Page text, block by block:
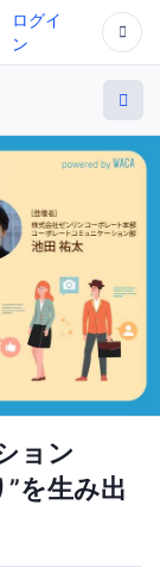
ログイ
ン
ョン
を生み出